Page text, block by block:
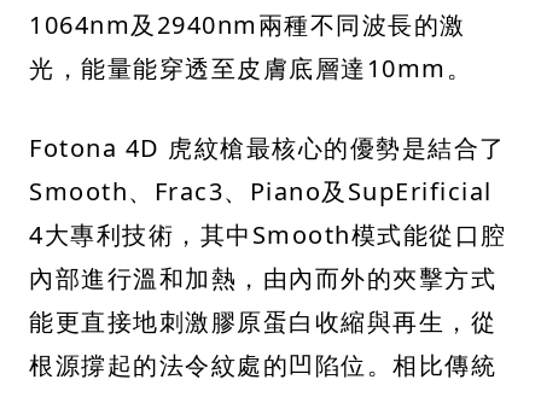
1064nm及2940nm兩種不同波長的激
光，能量能穿透至皮膚底層達10mm。
Fotona 4D 虎紋槍最核心的優勢是結合了
Smooth、Frac3、Piano及SupErificial
4大專利技術，其中Smooth模式能從口腔
內部進行溫和加熱，由內而外的夾擊方式
能更直接地刺激膠原蛋白收縮與再生，從
根源撐起的法令紋處的凹陷位。相比傳統